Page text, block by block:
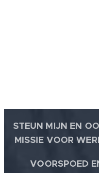
STEUN MIJN EN
MISSIE VOOR
VOORSPOED